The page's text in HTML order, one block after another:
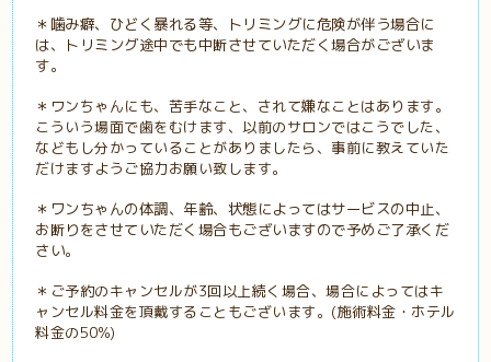
＊噛み癖、ひどく暴れる等、トリミングに危険が伴う場合に
は、トリミング途中でも中断させていただく場合がございま
す。
＊ワンちゃんにも、苦手なこと、されて嫌なことはあります。
こういう場面で歯をむけます、以前のサロンではこうでした、
などもし分かっていることがありましたら、事前に教えていた
だけますようご協力お願い致します。
＊ワンちゃんの体調、年齢、状態によってはサービスの中止、
お断りをさせていただく場合もございますので予めご了承くだ
さい。
＊ご予約のキャンセルが3回以上続く場合、場合によってはキ
ャンセル料金を頂戴することもございます。(施術料金・ホテル
料金の50%)